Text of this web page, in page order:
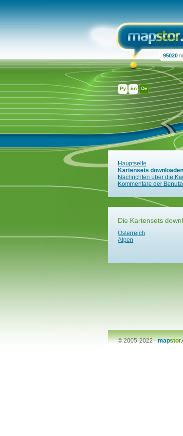
Ру En De
95020
Hauptseite
Kartensets downloaden
Nachrichten über die
Kommentare der
Die Kartensets
Osterreich
Alpen
© 2005-2022 -mapstor